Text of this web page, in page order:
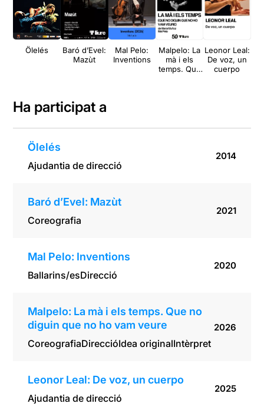
Ölelés
Baró d’Evel:
Mazùt
Mal Pelo:
Inventions
Malpelo: La
mà i els
temps. Que
Leonor Leal:
De voz, un
cuerpo
Ha participat a
Ölelés
Ajudantia de direcció
2014
Baró d’Evel: Mazùt
Coreografia
2021
Mal Pelo: Inventions
Ballarins/esDirecció
2020
Malpelo: La mà i els temps. Que no
diguin que no ho vam veure
CoreografiaDireccióIdea originalIntèrpret
2026
Leonor Leal: De voz, un cuerpo
Ajudantia de direcció
2025